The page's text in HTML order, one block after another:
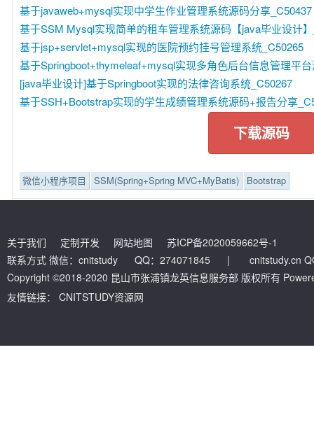
基于javaweb+mysql实现中学生作业管理系统源码分享_C50437
基于SSM Mysql实现简单的租车管理系统源码【java毕业设计
基于jsp+servlet+mysql实现的医院预约挂号管理系统_C50265
基于Springboot+thymeleaf+mysql实现多角色后台信息管理平
[java毕业设计]基于Springboot实现的法律咨询系统_C50267
基于SSH+Bootstrap实现的学生成绩管理系统源码+报告分享
下载源码
微信小程序项目 SSM(Spring+Spring MVC+MyBatis) Bootstrap
关于我们 定制开发 网站地图
苏ICP备2020059662号-1
联系方式 微信：cnitstudy QQ：274071845
|
cnitstudy.cn
Copyright ©2018-2020 昆山市张浦镇龙英信息服务部 版权所有
友情链接：
CNITSTUDY资源网